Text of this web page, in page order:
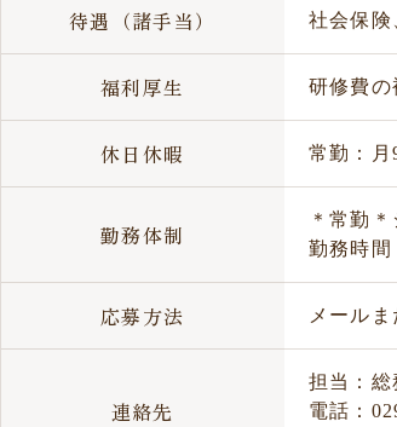
待遇（諸手当） 社会保険
福利厚生 研修費の
休日休暇 常勤：月
勤務体制
＊常勤＊
勤務時
応募方法 メール
連絡先
担当：
電話：